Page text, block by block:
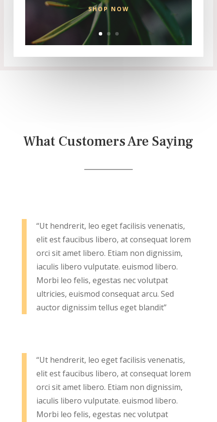
SHOP NOW
What Customers Are Saying
“Ut hendrerit, leo eget facilisis venenatis,
elit est faucibus libero, at consequat lorem
orci sit amet libero. Etiam non dignissim,
iaculis libero vulputate. euismod libero.
Morbi leo felis, egestas nec volutpat
ultricies, euismod consequat arcu. Sed
auctor dignissim tellus eget blandit”
“Ut hendrerit, leo eget facilisis venenatis,
elit est faucibus libero, at consequat lorem
orci sit amet libero. Etiam non dignissim,
iaculis libero vulputate. euismod libero.
Morbi leo felis, egestas nec volutpat